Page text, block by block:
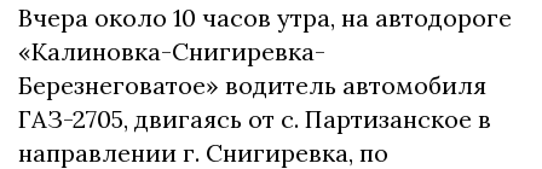
Вчера около 10 часов утра, на автодороге
«Калиновка-Снигиревка-
Березнеговатое» водитель автомобиля
ГАЗ-2705, двигаясь от с. Партизанское в
направлении г. Снигиревка, по